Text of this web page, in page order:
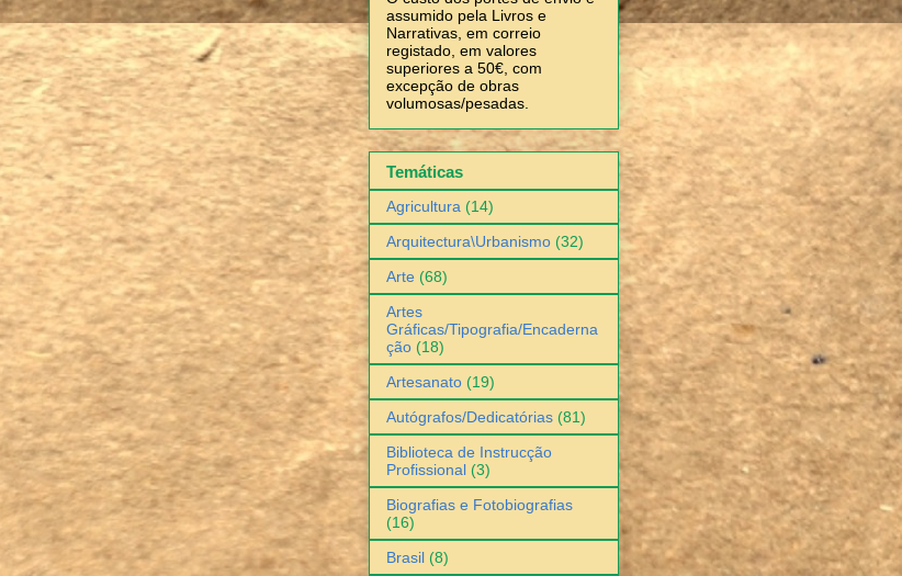
assumido pela Livros e
Narrativas, em correio
registado, em valores
superiores a 50€, com
excepção de obras
volumosas/pesadas.
Temáticas
Agricultura (14)
Arquitectura\Urbanismo (32)
Arte (68)
Artes
Gráficas/Tipografia/Encaderna
ção (18)
Artesanato (19)
Autógrafos/Dedicatórias (81)
Biblioteca de Instrucção
Profissional (3)
Biografias e Fotobiografias
(16)
Brasil (8)